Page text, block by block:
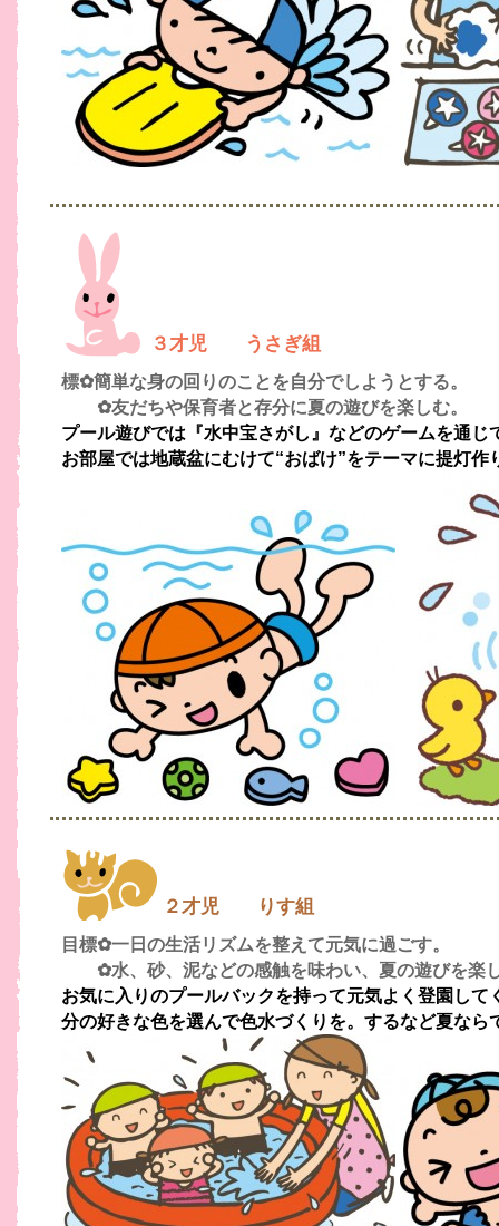
３才児 うさぎ組
標✿簡単な身の回りのことを自分でしようとする。
✿友だちや保育者と存分に夏の遊びを楽しむ。
プール遊びでは『水中宝さがし』などのゲームを通じ
お部屋では地蔵盆にむけて“おばけ”をテーマに提灯
２才児 りす組
目標✿一日の生活リズムを整えて元気に過ごす。
✿水、砂、泥などの感触を味わい、夏の遊びを楽
お気に入りのプールバックを持って元気よく登園し
分の好きな色を選んで色水づくりを。するなど夏な